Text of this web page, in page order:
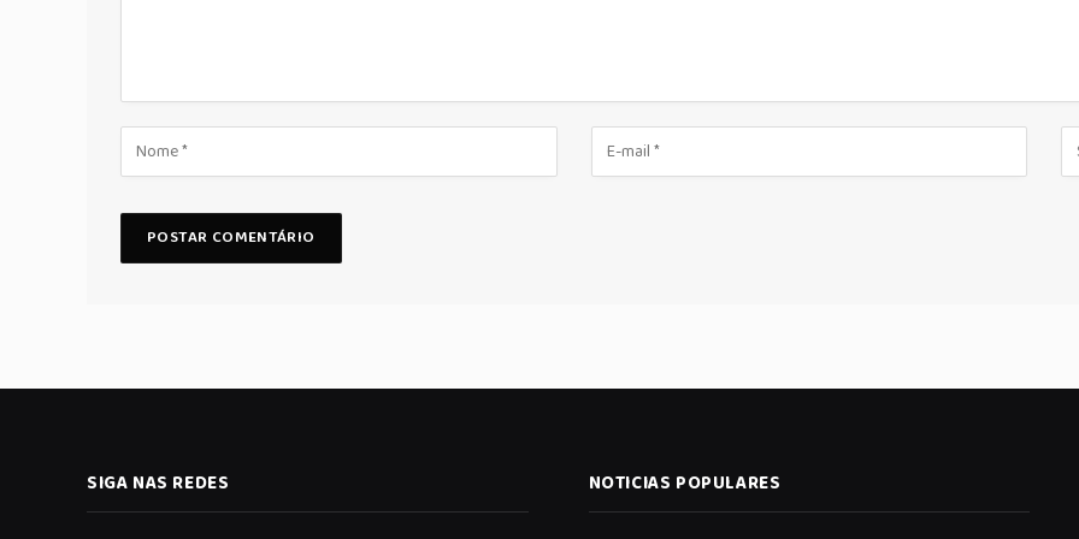
SIGA NAS REDES NOTICIAS POPULARES